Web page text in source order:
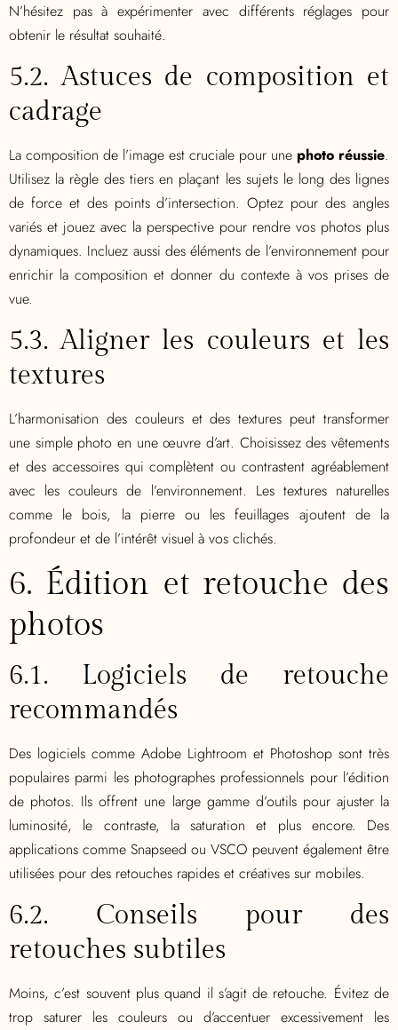
N’hésitez pas à expérimenter avec différents réglages pour
obtenir le résultat souhaité.
5.2. Astuces de composition et
cadrage
La composition de l’image est cruciale pour une photo réussie.
Utilisez la règle des tiers en plaçant les sujets le long des lignes
de force et des points d’intersection. Optez pour des angles
variés et jouez avec la perspective pour rendre vos photos plus
dynamiques. Incluez aussi des éléments de l’environnement pour
enrichir la composition et donner du contexte à vos prises de
vue.
5.3. Aligner les couleurs et les
textures
L’harmonisation des couleurs et des textures peut transformer
une simple photo en une œuvre d’art. Choisissez des vêtements
et des accessoires qui complètent ou contrastent agréablement
avec les couleurs de l’environnement. Les textures naturelles
comme le bois, la pierre ou les feuillages ajoutent de la
profondeur et de l’intérêt visuel à vos clichés.
6. Édition et retouche des
photos
6.1. Logiciels de retouche
recommandés
Des logiciels comme Adobe Lightroom et Photoshop sont très
populaires parmi les photographes professionnels pour l’édition
de photos. Ils offrent une large gamme d’outils pour ajuster la
luminosité, le contraste, la saturation et plus encore. Des
applications comme Snapseed ou VSCO peuvent également être
utilisées pour des retouches rapides et créatives sur mobiles.
6.2. Conseils pour des
retouches subtiles
Moins, c’est souvent plus quand il s’agit de retouche. Évitez de
trop saturer les couleurs ou d’accentuer excessivement les